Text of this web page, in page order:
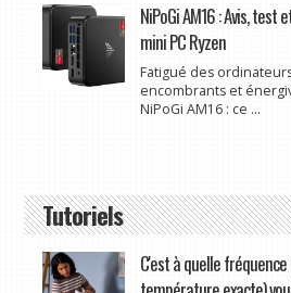
NiPoGi AM16 : Avis,
mini PC Ryzen
Fatigué des
encombrants et
NiPoGi AM16 : ce ...
Tutoriels
C'est à quelle